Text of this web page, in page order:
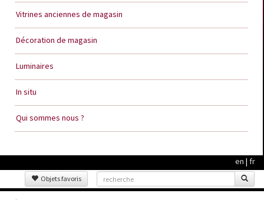
Vitrines anciennes de magasin
Décoration de magasin
Luminaires
In situ
Qui sommes nous ?
en | fr
Objets favoris